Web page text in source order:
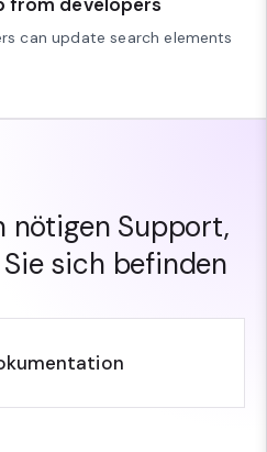
can update search elements
nötigen Support,
sich befinden